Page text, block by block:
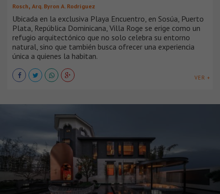
Rosch, Arq. Byron A. Rodríguez
Ubicada en la exclusiva Playa Encuentro, en Sosúa, Puerto
Plata, República Dominicana, Villa Roge se erige como un
refugio arquitectónico que no solo celebra su entorno
natural, sino que también busca ofrecer una experiencia
única a quienes la habitan.
VER +